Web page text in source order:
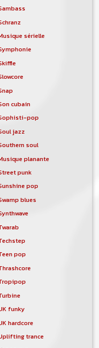
sérielle
cubain
pop
jazz
soul
planante
punk
pop
blues
pop
funky
hardcore
trance